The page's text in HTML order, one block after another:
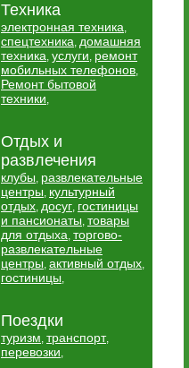
Техника
электронная техника,
спецтехника, домашняя
техника, услуги, ремонт
мобильных телефонов,
Ремонт бытовой
техники,
Отдых и
развлечения
клубы, развлекательные
центры, культурный
отдых, досуг, гостиницы
и пансионаты, товары
для отдыха, торгово-
развлекательные
центры, активный отдых,
гостиницы,
Поездки
туризм, транспорт,
перевозки,